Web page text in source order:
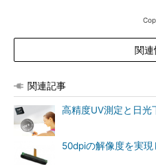
関連
関連記事
高精度UV測定と日光
50dpiの解像度を実